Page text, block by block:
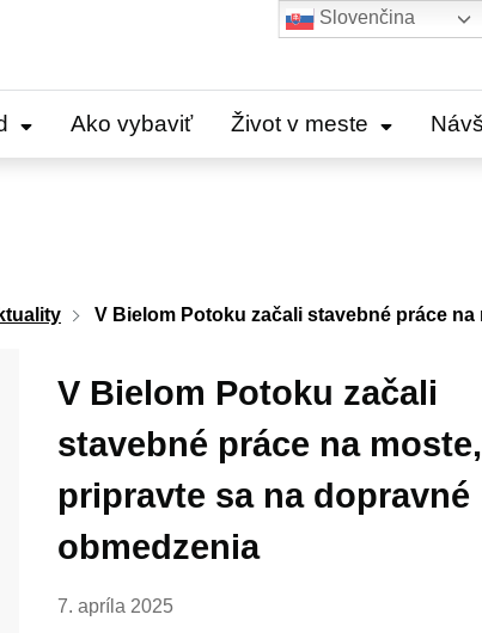
Ako vybaviť Život v meste
V Bielom Potoku začali stavebné práce
V Bielom Potoku začali
stavebné práce na moste,
pripravte sa na dopravné
obmedzenia
7. apríla 2025
Slovenčina